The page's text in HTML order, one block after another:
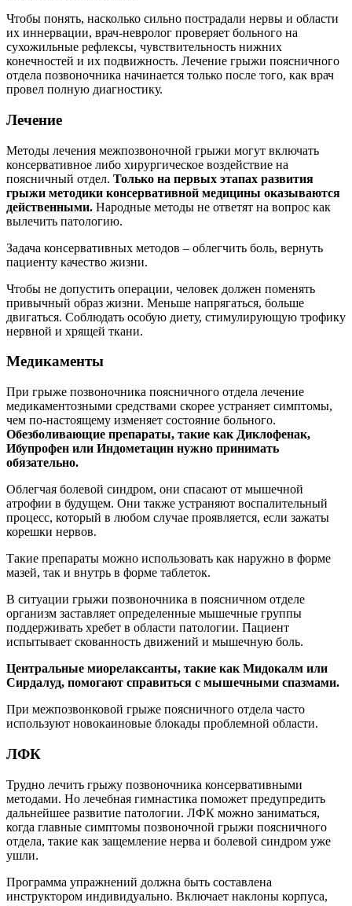
Чтобы понять, насколько сильно пострадали нервы и области
их иннервации, врач-невролог проверяет больного на
сухожильные рефлексы, чувствительность нижних
конечностей и их подвижность. Лечение грыжи поясничного
отдела позвоночника начинается только после того, как врач
провел полную диагностику.
Лечение
Методы лечения межпозвоночной грыжи могут включать
консервативное либо хирургическое воздействие на
поясничный отдел. Только на первых этапах развития
грыжи методики консервативной медицины оказываются
действенными. Народные методы не ответят на вопрос как
вылечить патологию.
Задача консервативных методов – облегчить боль, вернуть
пациенту качество жизни.
Чтобы не допустить операции, человек должен поменять
привычный образ жизни. Меньше напрягаться, больше
двигаться. Соблюдать особую диету, стимулирующую трофику
нервной и хрящей ткани.
Медикаменты
При грыже позвоночника поясничного отдела лечение
медикаментозными средствами скорее устраняет симптомы,
чем по-настоящему изменяет состояние больного.
Обезболивающие препараты, такие как Диклофенак,
Ибупрофен или Индометацин нужно принимать
обязательно.
Облегчая болевой синдром, они спасают от мышечной
атрофии в будущем. Они также устраняют воспалительный
процесс, который в любом случае проявляется, если зажаты
корешки нервов.
Такие препараты можно использовать как наружно в форме
мазей, так и внутрь в форме таблеток.
В ситуации грыжи позвоночника в поясничном отделе
организм заставляет определенные мышечные группы
поддерживать хребет в области патологии. Пациент
испытывает скованность движений и мышечную боль.
Центральные миорелаксанты, такие как Мидокалм или
Сирдалуд, помогают справиться с мышечными спазмами.
При межпозвонковой грыже поясничного отдела часто
используют новокаиновые блокады проблемной области.
ЛФК
Трудно лечить грыжу позвоночника консервативными
методами. Но лечебная гимнастика поможет предупредить
дальнейшее развитие патологии. ЛФК можно заниматься,
когда главные симптомы позвоночной грыжи поясничного
отдела, такие как защемление нерва и болевой синдром уже
ушли.
Программа упражнений должна быть составлена
инструктором индивидуально. Включает наклоны корпуса,